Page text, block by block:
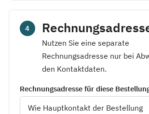
4
Nutzen Sie eine separate
Rechnungsadresse nur bei
den Kontaktdaten.
Rechnungsadresse für diese